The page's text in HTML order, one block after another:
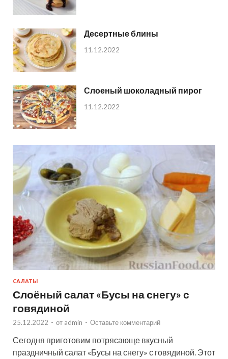
Десертные блины
11.12.2022
Слоеный шоколадный пирог
11.12.2022
САЛАТЫ
Слоёный салат «Бусы на снегу» с
говядиной
25.12.2022 - от admin - Оставьте комментарий
Сегодня приготовим потрясающе вкусный
праздничный салат «Бусы на снегу» с говядиной. Этот